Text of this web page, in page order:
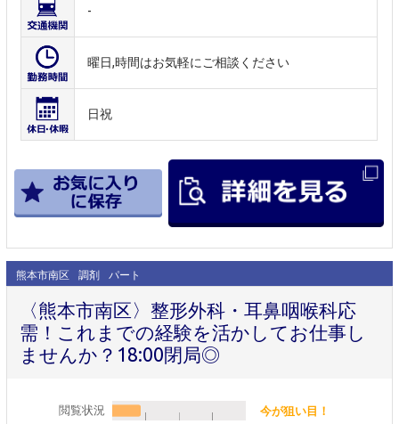
-
曜日,時間はお気軽にご相談ください
日祝
熊本市南区 調剤 パート
〈熊本市南区〉整形外科・耳鼻咽喉科応
需！これまでの経験を活かしてお仕事し
ませんか？18:00閉局◎
閲覧状況 今が狙い目！